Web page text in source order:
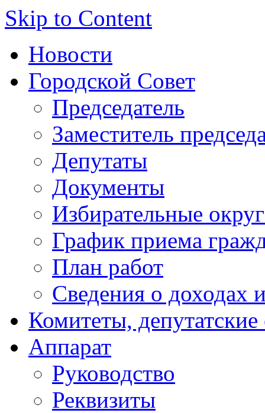
Skip to Content
Новости
Городской Совет
Председатель
Заместитель
Депутаты
Документы
Избирательные
График приема
План работ
Сведения о доходах
Комитеты,
Аппарат
Руководство
Реквизиты